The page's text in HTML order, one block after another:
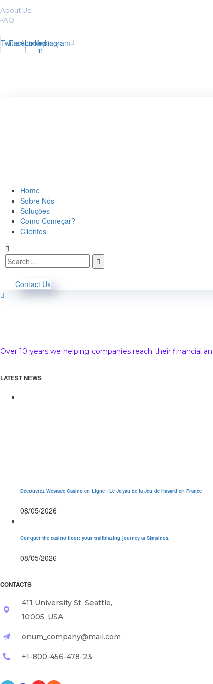
About Us
FAQ
Twitter
Facebook-
f
Linkedin-
in
Instagram
Home
Sobre Nós
Soluções
Como Começar?
Clientes
Contact Us
Over 10 years we helping companies reach their financial
LATEST NEWS
Découvrez Westace Casino en Ligne : Le Joyau de la Jeu de Hasard en France
08/05/2026
Conquer the casino floor: your trailblazing journey at Simsinos.
08/05/2026
CONTACTS
411 University St, Seattle,
10005, USA
onum_company@mail.com
+1-800-456-478-23